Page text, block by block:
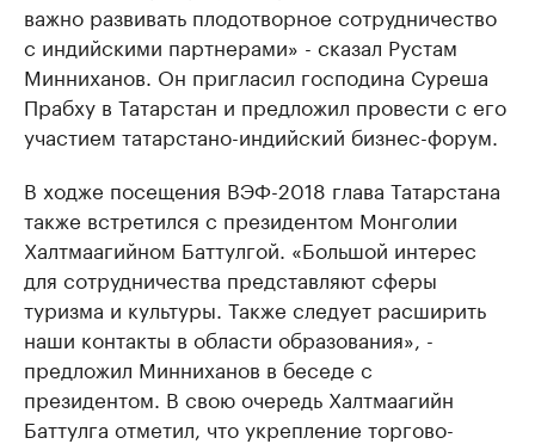
важно развивать плодотворное сотрудничество
с индийскими партнерами» - сказал Рустам
Минниханов. Он пригласил господина Суреша
Прабху в Татарстан и предложил провести с его
участием татарстано-индийский бизнес-форум.
В ходже посещения ВЭФ-2018 глава Татарстана
также встретился с президентом Монголии
Халтмаагийном Баттулгой. «Большой интерес
для сотрудничества представляют сферы
туризма и культуры. Также следует расширить
наши контакты в области образования», -
предложил Минниханов в беседе с
президентом. В свою очередь Халтмаагийн
Баттулга отметил, что укрепление торгово-